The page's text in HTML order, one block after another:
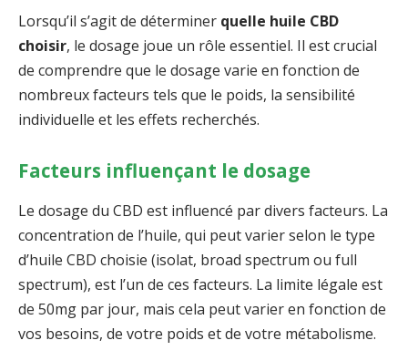
Lorsqu’il s’agit de déterminer quelle huile CBD
choisir, le dosage joue un rôle essentiel. Il est crucial
de comprendre que le dosage varie en fonction de
nombreux facteurs tels que le poids, la sensibilité
individuelle et les effets recherchés.
Facteurs influençant le dosage
Le dosage du CBD est influencé par divers facteurs. La
concentration de l’huile, qui peut varier selon le type
d’huile CBD choisie (isolat, broad spectrum ou full
spectrum), est l’un de ces facteurs. La limite légale est
de 50mg par jour, mais cela peut varier en fonction de
vos besoins, de votre poids et de votre métabolisme.